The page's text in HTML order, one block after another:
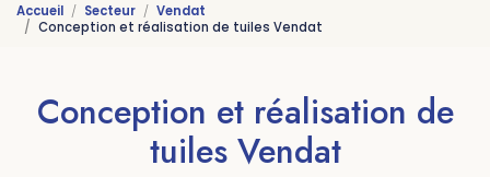
Accueil Secteur
Vendat
Conception et réalisation de tuiles Vendat
Conception et réalisation de
tuiles Vendat